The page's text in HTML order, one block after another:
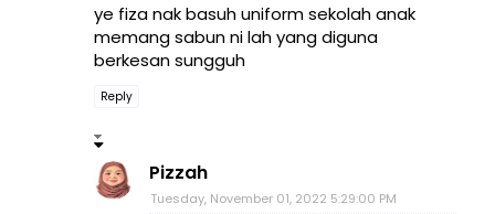
ye fiza nak basuh uniform sekolah anak
memang sabun ni lah yang diguna
berkesan sungguh
Reply
Pizzah
Tuesday, November 01, 2022 5:29:00 PM